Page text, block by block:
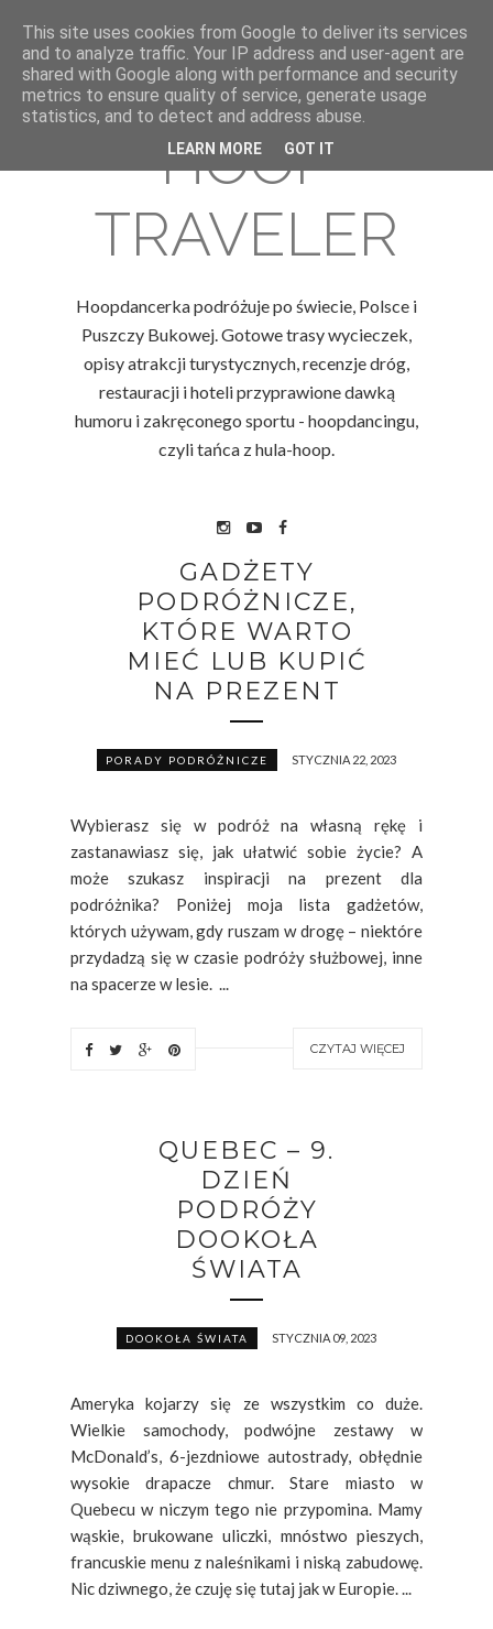
HOOP
TRAVELER
Hoopdancerka podróżuje po świecie, Polsce i
Puszczy Bukowej. Gotowe trasy wycieczek,
opisy atrakcji turystycznych, recenzje dróg,
restauracji i hoteli przyprawione dawką
humoru i zakręconego sportu - hoopdancingu,
czyli tańca z hula-hoop.
GADŻETY
PODRÓŻNICZE,
KTÓRE WARTO
MIEĆ LUB KUPIĆ
NA PREZENT
PORADY PODRÓŻNICZE STYCZNIA 22, 2023
Wybierasz się w podróż na własną rękę i
zastanawiasz się, jak ułatwić sobie życie? A
może szukasz inspiracji na prezent dla
podróżnika? Poniżej moja lista gadżetów,
których używam, gdy ruszam w drogę – niektóre
przydadzą się w czasie podróży służbowej, inne
na spacerze w lesie. ...
CZYTAJ WIĘCEJ
QUEBEC – 9.
DZIEŃ
PODRÓŻY
DOOKOŁA
ŚWIATA
DOOKOŁA ŚWIATA STYCZNIA 09, 2023
Ameryka kojarzy się ze wszystkim co duże.
Wielkie samochody, podwójne zestawy w
McDonald’s, 6-jezdniowe autostrady, obłędnie
wysokie drapacze chmur. Stare miasto w
Quebecu w niczym tego nie przypomina. Mamy
wąskie, brukowane uliczki, mnóstwo pieszych,
francuskie menu z naleśnikami i niską zabudowę.
Nic dziwnego, że czuję się tutaj jak w Europie. ...
This site uses cookies from Google to deliver its services
and to analyze traffic. Your IP address and user-agent are
shared with Google along with performance and security
metrics to ensure quality of service, generate usage
statistics, and to detect and address abuse.
LEARN MORE GOT IT